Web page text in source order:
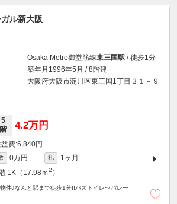
ガル新大阪
Osaka Metro御堂筋線東三国駅 / 徒歩1分
築年月1996年5月 / 8階建
大阪府大阪市淀川区東三国1丁目３１－９
5
階
4.2万円
6,840円
0万円 礼
1ヶ月
1K（17.98ｍ2 ）
件♪なんと駅まで徒歩1分!!バストイレセパレー